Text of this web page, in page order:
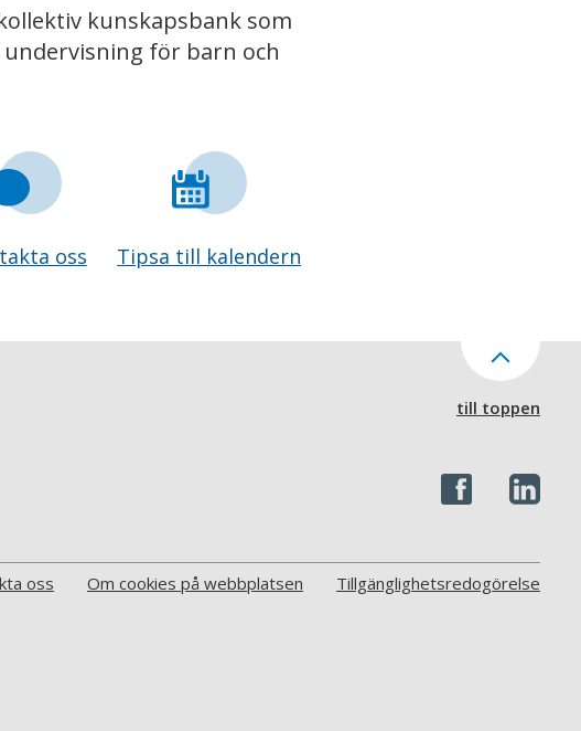
kunskapsbank som
för barn och
oss Tipsa till kalendern
till toppen
oss Om cookies på webbplatsen Tillgänglighetsredogörelse